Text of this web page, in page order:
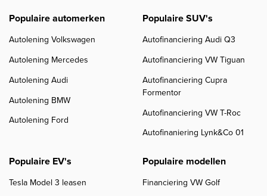
Populaire automerken
Autolening Volkswagen
Autolening Mercedes
Autolening Audi
Autolening BMW
Autolening Ford
Populaire SUV's
Autofinanciering Audi Q3
Autofinanciering VW Tiguan
Autofinanciering Cupra
Formentor
Autofinanciering VW T-Roc
Autofinaniering Lynk&Co 01
Populaire EV's
Tesla Model 3 leasen
Populaire modellen
Financiering VW Golf